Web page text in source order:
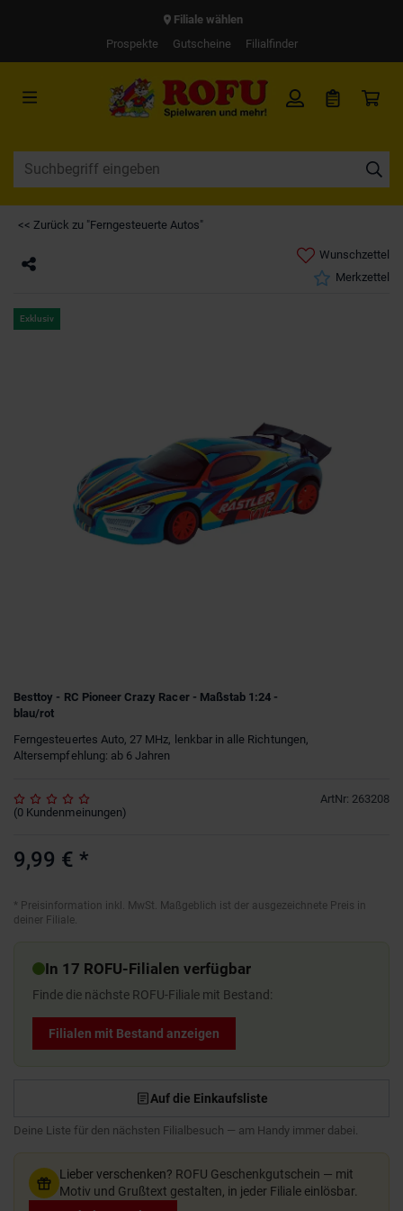
Filiale wählen
Prospekte
Gutscheine Filialfinder
<< Zurück zu "Ferngesteuerte Autos"
Wunschzettel
Merkzettel
Exklusiv
Besttoy - RC Pioneer Crazy Racer - Maßstab 1:24 -
blau/rot
Ferngesteuertes Auto, 27 MHz, lenkbar in alle Richtungen,
Altersempfehlung: ab 6 Jahren
ArtNr: 263208
(0 Kundenmeinungen)
9,99 € *
* Preisinformation inkl. MwSt. Maßgeblich ist der ausgezeichnete Preis in
deiner Filiale.
In 17 ROFU-Filialen verfügbar
Finde die nächste ROFU-Filiale mit Bestand:
Filialen mit Bestand anzeigen
Auf die Einkaufsliste
Deine Liste für den nächsten Filialbesuch — am Handy immer dabei.
Lieber verschenken? ROFU Geschenkgutschein — mit
Motiv und Grußtext gestalten, in jeder Filiale einlösbar.